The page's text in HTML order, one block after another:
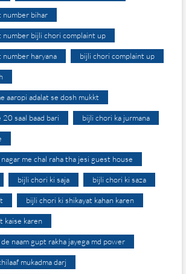
number bihar
number bijli chori complaint up
haryana bijli chori complaint up
aaropi adalat se dosh mukkt
20 saal baad bari bijli chori ka jurmana
me chal raha tha jesi guest house
bijli chori ki saja bijli chori ki saza
bijli chori ki shikayat kahan karen
kaise karen
naam gupt rakha jayega md power
mukadma darj